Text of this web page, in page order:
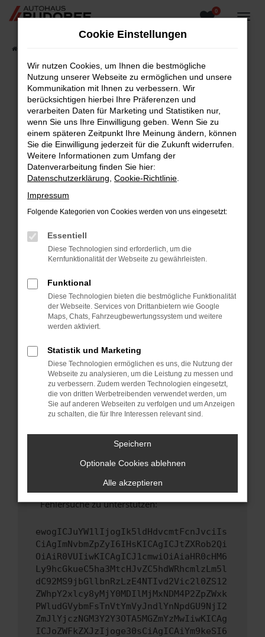
Zum
0
Fehler: Network Error
Beim Laden ist ein Fehler aufgetreten.
Hier sind ein paar Tipps, die dir helfen können:
Überprüfe deine Firewall und deine
Internetverbindung.
Laden andere Webseiten, zum Beispiel deine
Suchmaschine?
Prüfe deine Browsererweiterungen.
Manche Erweiterungen, wie Werbeblocker,
können das Laden bestimmter Seiten
verhindern. Funktioniert die Seite in einem
Fenster?
Starte dein Gerät neu.
Das kann manchmal helfen, vorübergehende
Probleme zu beheben.
Betriebssystem auf dem neuesten Stand
sind.
Veraltete Software birgt nicht nur ein
Sicherheitsrisiko, sondern kann auch dazu
führen, dass bestimmte Funktionen nicht mehr
unterstützt werden.
Wende dich an den Webseitenbetreiber.
Wenn du alle oben genannten Schritte versucht
hast, kontaktiere uns bitte. Wir werden
versuchen, das Problem zu beheben. Du kannst
uns diesen Text schicken, um uns bei der
Fehlersuche zu unterstützen:
ewogICJuYW1lIjogIk5ldHdvcmtFcnJvciIs
CiAgImNvbmZpZyI6IHsKICAgICJtZXRob2Qi
OiAiR0VUIiwKICAgICJ1cmwiOiAiaHR0cHM6
Ly9hcGkueC5ha3MtcHJvZC5hdWRhcmlzLm5l
dC92MS9jbGllbnRzLzE4NTIvd2Vic2l0ZS12
ZWhpY2xlcy8yMjY0MDIlMjMxNDM4P2ZpZWxk
PWludGVybmFsTnVtYmVyJndlYnNpdGU9NjI2
ZmJlYjczNGM3Y2Y3OTA5MGZmYzMwIiwKICAg
ICJoZWFkZXJzIjoge30sCiAgICAiYm9keSI6
Cookie Einstellungen
Wir nutzen Cookies, um Ihnen die bestmögliche
Nutzung unserer Webseite zu ermöglichen und unsere
Kommunikation mit Ihnen zu verbessern. Wir
berücksichtigen hierbei Ihre Präferenzen und
verarbeiten Daten für Marketing und Statistiken nur,
wenn Sie uns Ihre Einwilligung geben. Wenn Sie zu
einem späteren Zeitpunkt Ihre Meinung ändern, können
Sie die Einwilligung jederzeit für die Zukunft widerrufen.
Weitere Informationen zum Umfang der
Datenverarbeitung finden Sie hier:
Datenschutzerklärung Cookie-Richtlinie
Impressum
Folgende Kategorien von Cookies werden von uns eingesetzt:
Essentiell
Diese Technologien sind erforderlich, um die
Kernfunktionalität der Webseite zu gewährleisten.
Funktional
Diese Technologien bieten die bestmögliche Funktionalität
der Webseite. Services von Drittanbietern wie Google
Maps, Chats, Fahrzeugbewertungssystem und weitere
werden aktiviert.
Statistik und Marketing
Diese Technologien ermöglichen es uns, die Nutzung der
Webseite zu analysieren, um die Leistung zu messen und
zu verbessern. Zudem werden Technologien eingesetzt,
die von dritten Werbetreibenden verwendet werden, um
Sie auf anderen Webseiten zu verfolgen und um Anzeigen
zu schalten, die für Ihre Interessen relevant sind.
Speichern
Optionale Cookies ablehnen
Alle akzeptieren